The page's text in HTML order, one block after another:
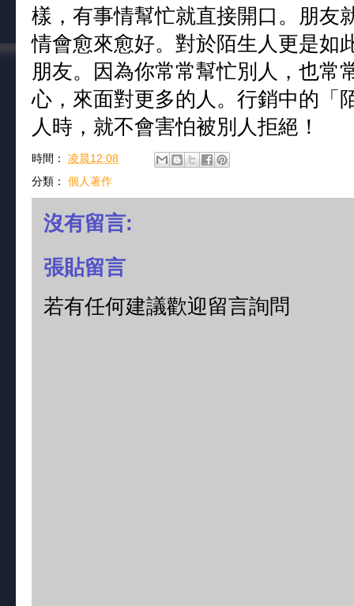
樣，有事情幫忙就直接開口。朋友
情會愈來愈好。對於陌生人更是如
朋友。因為你常常幫忙別人，也常
心，來面對更多的人。行銷中的「
人時，就不會害怕被別人拒絕！
時間： 凌晨12:08
分類： 個人著作
沒有留言:
張貼留言
若有任何建議歡迎留言詢問